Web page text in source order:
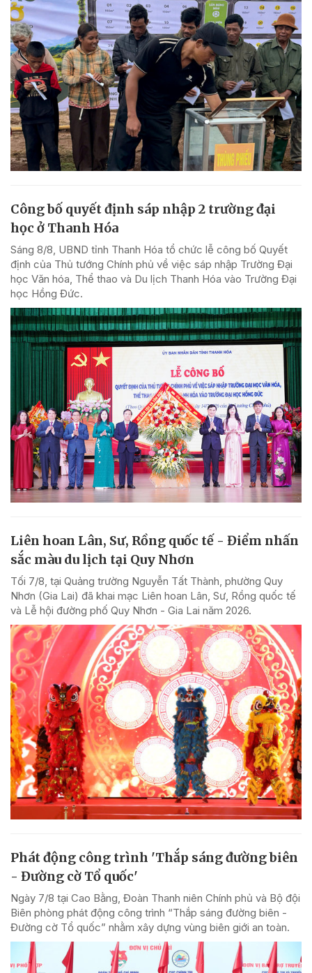
Công bố quyết định sáp nhập 2 trường đại
học ở Thanh Hóa
Sáng 8/8, UBND tỉnh Thanh Hóa tổ chức lễ công bố Quyết
định của Thủ tướng Chính phủ về việc sáp nhập Trường Đại
học Văn hóa, Thể thao và Du lịch Thanh Hóa vào Trường Đại
học Hồng Đức.
Liên hoan Lân, Sư, Rồng quốc tế - Điểm nhấn
sắc màu du lịch tại Quy Nhơn
Tối 7/8, tại Quảng trường Nguyễn Tất Thành, phường Quy
Nhơn (Gia Lai) đã khai mạc Liên hoan Lân, Sư, Rồng quốc tế
và Lễ hội đường phố Quy Nhơn - Gia Lai năm 2026.
Phát động công trình 'Thắp sáng đường biên
- Đường cờ Tổ quốc'
Ngày 7/8 tại Cao Bằng, Đoàn Thanh niên Chính phủ và Bộ đội
Biên phòng phát động công trình “Thắp sáng đường biên -
Đường cờ Tổ quốc” nhằm xây dựng vùng biên giới an toàn.